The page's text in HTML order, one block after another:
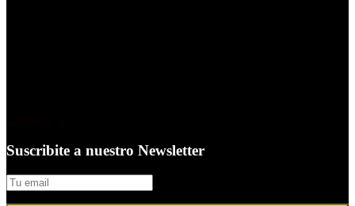
Suscribite a nuestro Newsletter